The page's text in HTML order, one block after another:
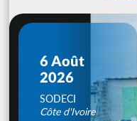
6 Août
2026
SODECI
Côte d'Ivoire